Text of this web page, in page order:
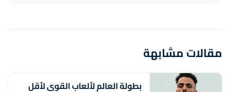
مقالات مشابهة
بطولة العالم لألعاب القوى لأقل